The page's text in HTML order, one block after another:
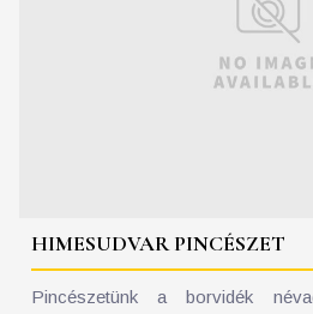
HIMESUDVAR PINCÉSZET
Pincészetünk a borvidék